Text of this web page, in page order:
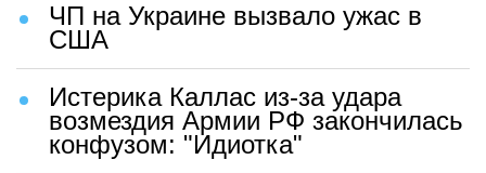
ЧП на Украине вызвало ужас в
США
Истерика Каллас из-за удара
возмездия Армии РФ закончилась
конфузом: "Идиотка"